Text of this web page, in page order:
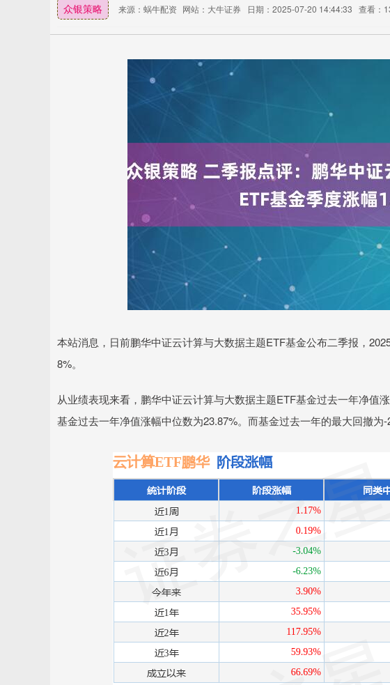
众银策略 来源：蜗牛配资 网站：大牛证券 日期：2025-07-20 14:44:33 查看：
本站消息，日前鹏华中证云计算与大数据主题ETF基金公布二季报，
8%。
从业绩表现来看，鹏华中证云计算与大数据主题ETF基金过去一年净值
基金过去一年净值涨幅中位数为23.87%。而基金过去一年的最大回撤为-